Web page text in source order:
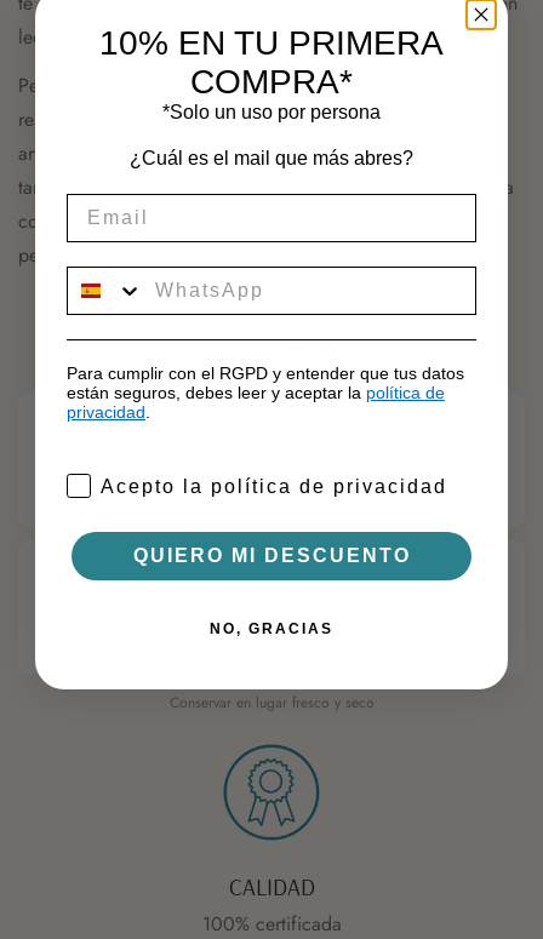
leche. ¿serás tú el siguiente en hacer el cambio?
Pero,
para que sirve el té negroChai?
resulta beneficioso para aquellas personas que sufren de
artritis, ya que reduce la inflamación. Otras dolencias que
también ayuda a solventar son el asma leve, contribuyendo a
combatir los síntomas o para aquellas personas que están
pensando en adelgazar.
¿Cómo tomarlo?
TEMPERATURA
100ºC
TIEMPO
3-4 min
Conservar en lugar fresco y seco
CALIDAD
100% certificada
10% EN TU PRIMERA
COMPRA*
*Solo un uso por persona
¿Cuál es el mail que más abres?
Para cumplir con el RGPD y entender que tus datos
están seguros, debes leer y aceptar la política de
privacidad.
Acepto la política de privacidad
QUIERO MI DESCUENTO
NO, GRACIAS